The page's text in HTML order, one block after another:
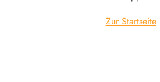
Zur Startseite